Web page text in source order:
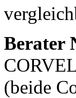
Berater
(beide